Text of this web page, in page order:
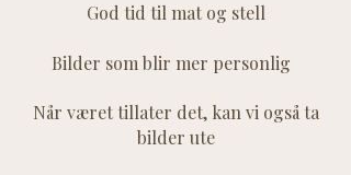
God tid til mat og stell
Bilder som blir mer personlig
N​år været tillater det, kan vi også ta
bilder ute